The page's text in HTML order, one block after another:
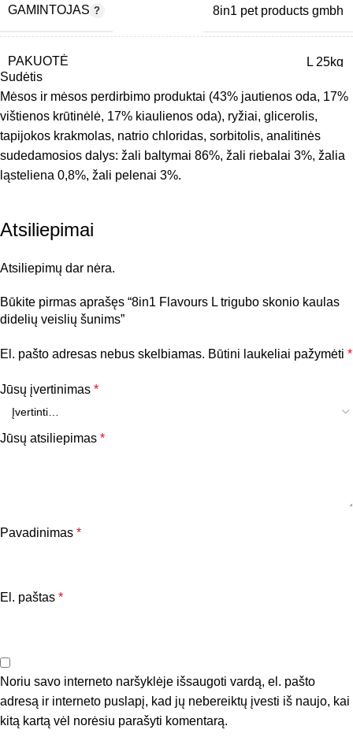
GAMINTOJAS 8in1 pet products gmbh
PAKUOTĖ L 25kg
PREKINIS ŽENKLAS
PRODUKTO
SUDĖTIS
Su paukštiena,Su jautiena,Su
TIPAS
Sudėtis
Mėsos ir mėsos perdirbimo produktai (43% jautienos oda, 17%
vištienos krūtinėlė, 17% kiaulienos oda), ryžiai, glicerolis,
tapijokos krakmolas, natrio chloridas, sorbitolis, analitinės
sudedamosios dalys: žali baltymai 86%, žali riebalai 3%, žalia
ląsteliena 0,8%, žali pelenai 3%.
Atsiliepimai
Atsiliepimų dar nėra.
Būkite pirmas aprašęs “8in1 Flavours L trigubo skonio kaulas
didelių veislių šunims”
El. pašto adresas nebus skelbiamas. Būtini laukeliai pažymėti *
Jūsų įvertinimas *
Jūsų atsiliepimas *
Pavadinimas *
El. paštas *
Noriu savo interneto naršyklėje išsaugoti vardą, el. pašto
adresą ir interneto puslapį, kad jų nebereiktų įvesti iš naujo, kai
kitą kartą vėl norėsiu parašyti komentarą.